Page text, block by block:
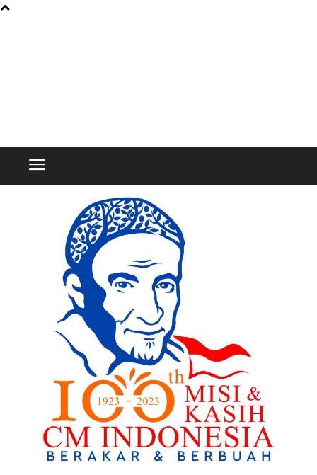
Pembukaan Novena Medali
Wasiat 2026
17 March 2026